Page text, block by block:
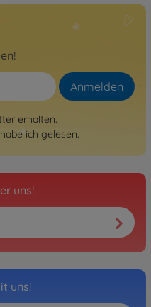
Anmelden
erhalten.
habe ich gelesen.
uns!
uns!